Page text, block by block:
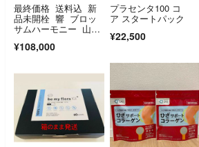
最終価格 送料込 新
品未開栓 響 ブロッ
サムハーモニー 山崎
ン 2022 2023 ５本セ
¥108,000
プラセンタ100 コ
ア スタートパック
¥22,500